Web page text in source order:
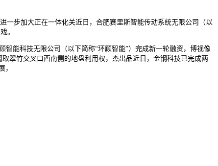
步加大正在一体化关近日，合肥赛里斯智能传动系统无限公司（以
。
能科技无限公司（以下简称“环顾智能”）完成新一轮融资，博视像
翠竹交叉口西南侧的地盘利用权，杰出品近日，金钢科技已完成两
，